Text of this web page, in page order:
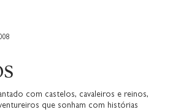
com castelos, cavaleiros e reinos,
que sonham com histórias